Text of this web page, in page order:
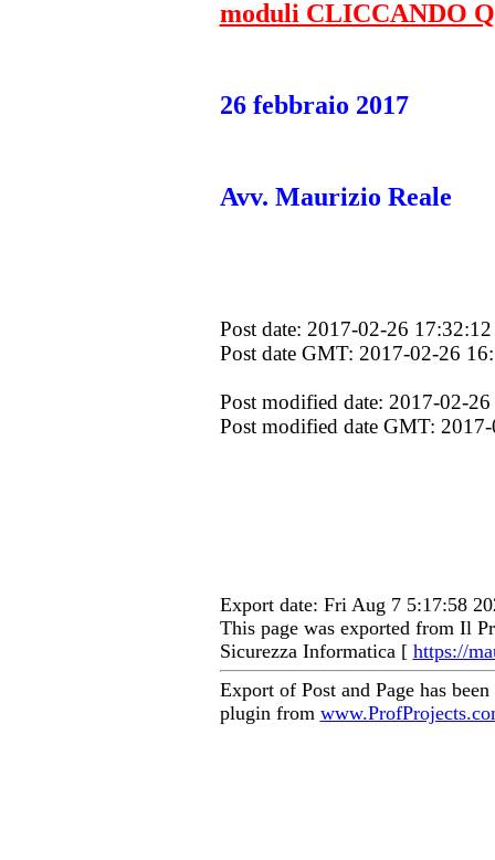
moduli CLICCANDO
26 febbraio 2017
Avv. Maurizio Reale
Post date: 2017-02-26 17:32:12
Post date GMT: 2017-02-26
Post modified date: 2017-02-
Post modified date GMT:
Export date: Fri Aug 7 5:17:58
This page was exported from Il
Sicurezza Informatica [ https://
Export of Post and Page has
plugin from